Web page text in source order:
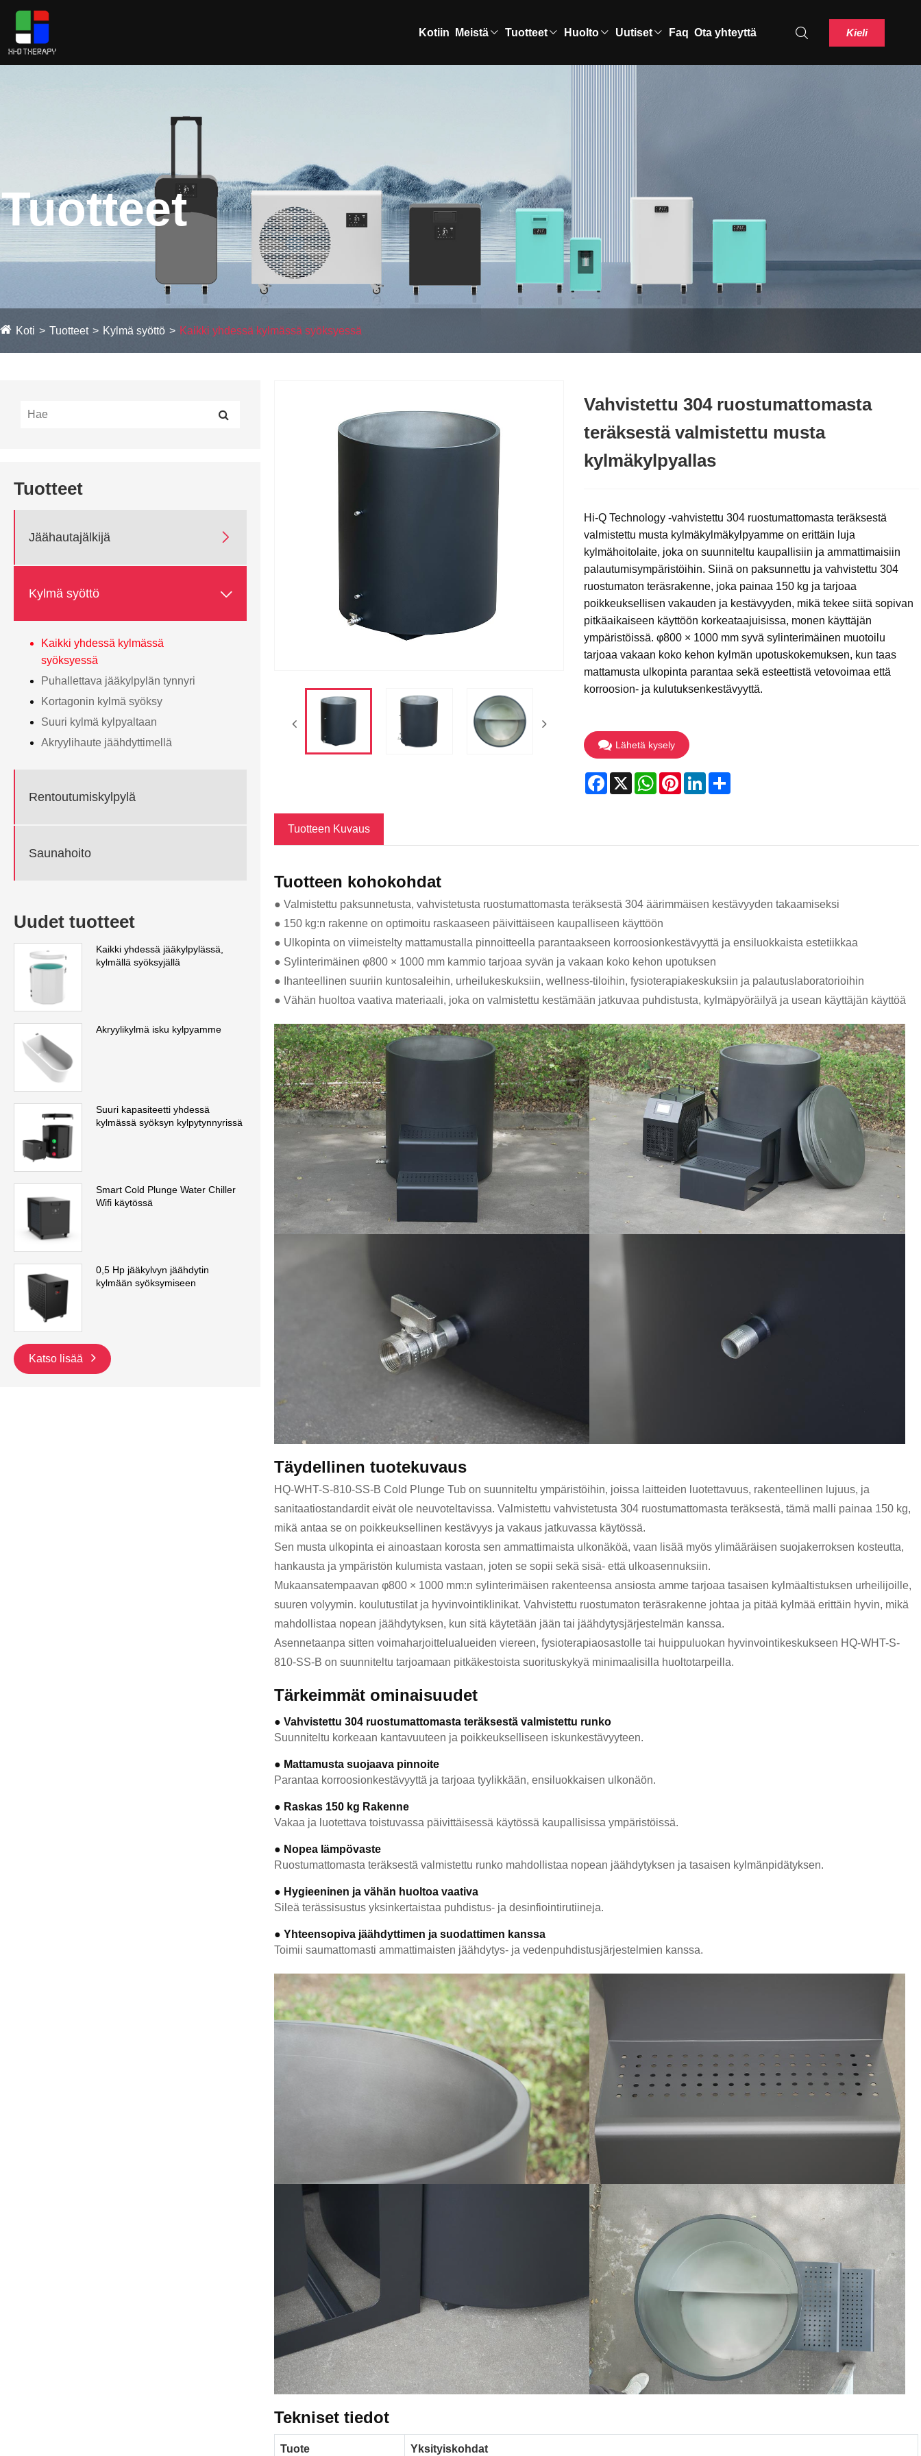
Kotiin Meistä Tuotteet Huolto Uutiset Faq Ota yhteyttä Kieli
Tuotteet
Koti Tuotteet Kylmä syöttö Kaikki yhdessä kylmässä syöksyessä
Tuotteet
Jäähautajälkijä 
Kylmä syöttö 
Kaikki yhdessä kylmässä
syöksyessä
Puhallettava jääkylpylän tynnyri
Kortagonin kylmä syöksy
Suuri kylmä kylpyaltaan
Akryylihaute jäähdyttimellä
Rentoutumiskylpylä
Saunahoito
Uudet tuotteet
Kaikki yhdessä jääkylpylässä,
kylmällä syöksyjällä
Akryylikylmä isku kylpyamme
Suuri kapasiteetti yhdessä
kylmässä syöksyn kylpytynnyrissä
Smart Cold Plunge Water Chiller
Wifi käytössä
0,5 Hp jääkylvyn jäähdytin
kylmään syöksymiseen
Katso lisää
Vahvistettu 304 ruostumattomasta
teräksestä valmistettu musta
kylmäkylpyallas
Hi-Q Technology -vahvistettu 304 ruostumattomasta teräksestä
valmistettu musta kylmäkylmäkylpyamme on erittäin luja
kylmähoitolaite, joka on suunniteltu kaupallisiin ja ammattimaisiin
palautumisympäristöihin. Siinä on paksunnettu ja vahvistettu 304
ruostumaton teräsrakenne, joka painaa 150 kg ja tarjoaa
poikkeuksellisen vakauden ja kestävyyden, mikä tekee siitä sopivan
pitkäaikaiseen käyttöön korkeataajuisissa, monen käyttäjän
ympäristöissä. φ800 × 1000 mm syvä sylinterimäinen muotoilu
tarjoaa vakaan koko kehon kylmän upotuskokemuksen, kun taas
mattamusta ulkopinta parantaa sekä esteettistä vetovoimaa että
korroosion- ja kulutuksenkestävyyttä.
Lähetä kysely
Facebook
X WhatsApp
PinterestLinkedInShare
Tuotteen Kuvaus
Tuotteen kohokohdat
● Valmistettu paksunnetusta, vahvistetusta ruostumattomasta teräksestä 304 äärimmäisen kestävyyden takaamiseksi
● 150 kg:n rakenne on optimoitu raskaaseen päivittäiseen kaupalliseen käyttöön
● Ulkopinta on viimeistelty mattamustalla pinnoitteella parantaakseen korroosionkestävyyttä ja ensiluokkaista estetiikkaa
● Sylinterimäinen φ800 × 1000 mm kammio tarjoaa syvän ja vakaan koko kehon upotuksen
● Ihanteellinen suuriin kuntosaleihin, urheilukeskuksiin, wellness-tiloihin, fysioterapiakeskuksiin ja palautuslaboratorioihin
● Vähän huoltoa vaativa materiaali, joka on valmistettu kestämään jatkuvaa puhdistusta, kylmäpyöräilyä ja usean käyttäjän käyttöä
Täydellinen tuotekuvaus
HQ-WHT-S-810-SS-B Cold Plunge Tub on suunniteltu ympäristöihin, joissa laitteiden luotettavuus, rakenteellinen lujuus, ja
sanitaatiostandardit eivät ole neuvoteltavissa. Valmistettu vahvistetusta 304 ruostumattomasta teräksestä, tämä malli painaa 150 kg,
mikä antaa se on poikkeuksellinen kestävyys ja vakaus jatkuvassa käytössä.
Sen musta ulkopinta ei ainoastaan korosta sen ammattimaista ulkonäköä, vaan lisää myös ylimääräisen suojakerroksen kosteutta,
hankausta ja ympäristön kulumista vastaan, joten se sopii sekä sisä- että ulkoasennuksiin.
Mukaansatempaavan φ800 × 1000 mm:n sylinterimäisen rakenteensa ansiosta amme tarjoaa tasaisen kylmäaltistuksen urheilijoille,
suuren volyymin. koulutustilat ja hyvinvointiklinikat. Vahvistettu ruostumaton teräsrakenne johtaa ja pitää kylmää erittäin hyvin, mikä
mahdollistaa nopean jäähdytyksen, kun sitä käytetään jään tai jäähdytysjärjestelmän kanssa.
Asennetaanpa sitten voimaharjoittelualueiden viereen, fysioterapiaosastolle tai huippuluokan hyvinvointikeskukseen HQ-WHT-S-
810-SS-B on suunniteltu tarjoamaan pitkäkestoista suorituskykyä minimaalisilla huoltotarpeilla.
Tärkeimmät ominaisuudet
● Vahvistettu 304 ruostumattomasta teräksestä valmistettu runko
Suunniteltu korkeaan kantavuuteen ja poikkeukselliseen iskunkestävyyteen.
● Mattamusta suojaava pinnoite
Parantaa korroosionkestävyyttä ja tarjoaa tyylikkään, ensiluokkaisen ulkonäön.
● Raskas 150 kg Rakenne
Vakaa ja luotettava toistuvassa päivittäisessä käytössä kaupallisissa ympäristöissä.
● Nopea lämpövaste
Ruostumattomasta teräksestä valmistettu runko mahdollistaa nopean jäähdytyksen ja tasaisen kylmänpidätyksen.
● Hygieeninen ja vähän huoltoa vaativa
Sileä terässisustus yksinkertaistaa puhdistus- ja desinfiointirutiineja.
● Yhteensopiva jäähdyttimen ja suodattimen kanssa
Toimii saumattomasti ammattimaisten jäähdytys- ja vedenpuhdistusjärjestelmien kanssa.
Tekniset tiedot
Tuote Yksityiskohdat